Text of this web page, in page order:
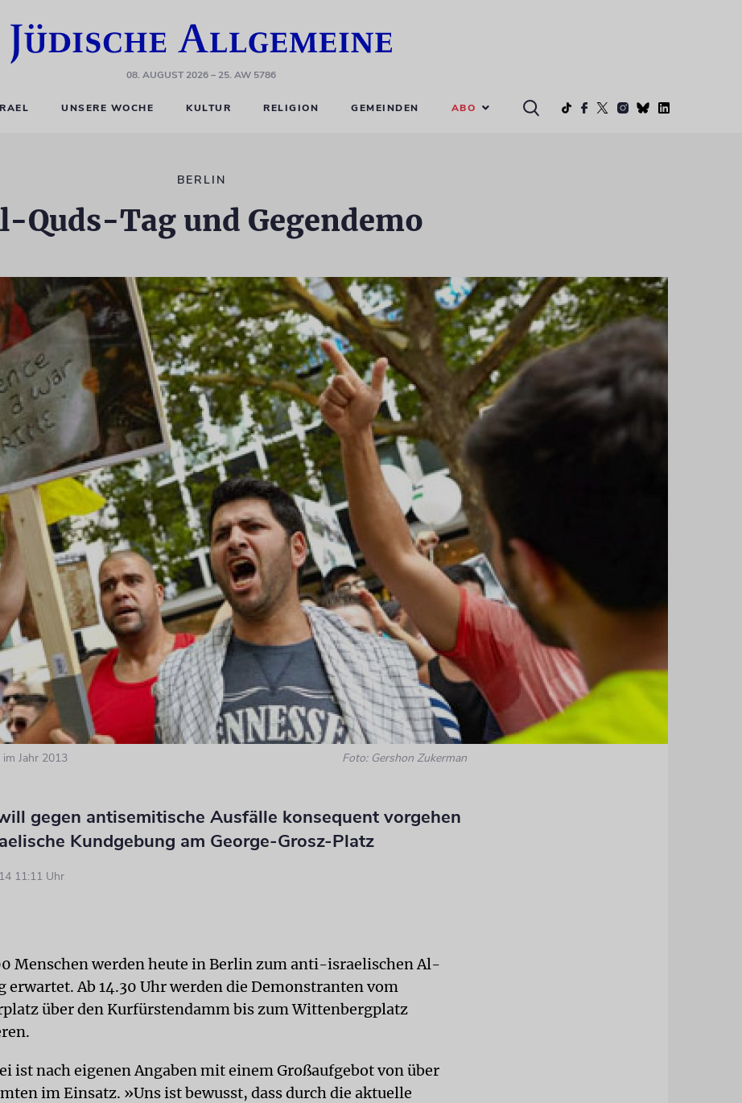
08. AUGUST 2026– 25. AW 5786
UNSERE WOCHE KULTUR RELIGION GEMEINDEN ABO
BERLIN
Quds-Tag und Gegendemo
Jahr 2013 Foto: Gershon Zukerman
gegen antisemitische Ausfälle konsequent vorgehen
Kundgebung am George-Grosz-Platz
11:11 Uhr
Menschen werden heute in Berlin zum anti-israelischen Al-
erwartet. Ab 14.30 Uhr werden die Demonstranten vom
über den Kurfürstendamm bis zum Wittenbergplatz
ist nach eigenen Angaben mit einem Großaufgebot von über
im Einsatz. »Uns ist bewusst, dass durch die aktuelle